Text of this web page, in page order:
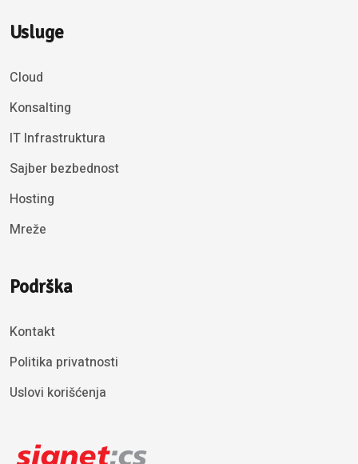
Usluge
Cloud
Konsalting
IT Infrastruktura
Sajber bezbednost
Hosting
Mreže
Podrška
Kontakt
Politika privatnosti
Uslovi korišćenja